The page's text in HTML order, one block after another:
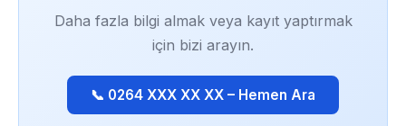
Daha fazla bilgi almak veya kayıt yaptırmak
için bizi arayın.
📞 0264 XXX XX XX – Hemen Ara